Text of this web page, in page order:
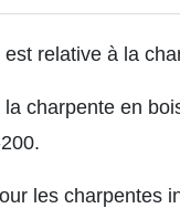
relative à la
charpente en
les charpentes